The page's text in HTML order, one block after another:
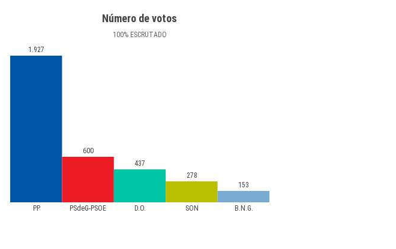
Número de votos
100%ESCRUTADO
PP PSdeG-PSOE D.O. SON B.N.G.
1.927
600
437
278
153